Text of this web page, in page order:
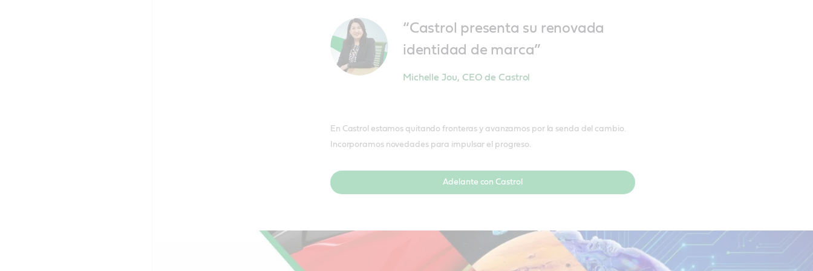
“Castrol presenta su renovada
identidad de marca”
Michelle Jou, CEO de Castrol
En Castrol estamos quitando fronteras y avanzamos por la senda del cambio.
Incorporamos novedades para impulsar el progreso.
Adelante con Castrol